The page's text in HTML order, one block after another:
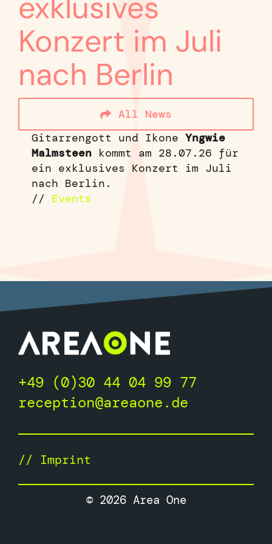
Konzert im Juli
nach Berlin
All News
Gitarrengott und IkoneYngwie
Malmsteen kommt am 28.07.26 für
ein exklusives Konzert im Juli
nach Berlin.
// Events
+49 (0)30 44 04 99 77
reception@areaone.de
// Imprint
© 2026 Area One